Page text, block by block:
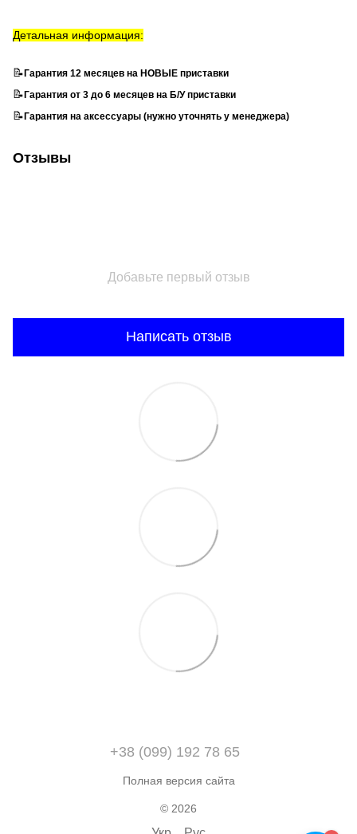
Детальная информация:
📝Гарантия 12 месяцев на НОВЫЕ приставки
📝Гарантия от 3 до 6 месяцев на Б/У приставки
📝Гарантия на аксессуары (нужно уточнять у менеджера)
Отзывы
Добавьте первый отзыв
Написать отзыв
+38 (099) 192 78 65
Полная версия сайта
© 2026